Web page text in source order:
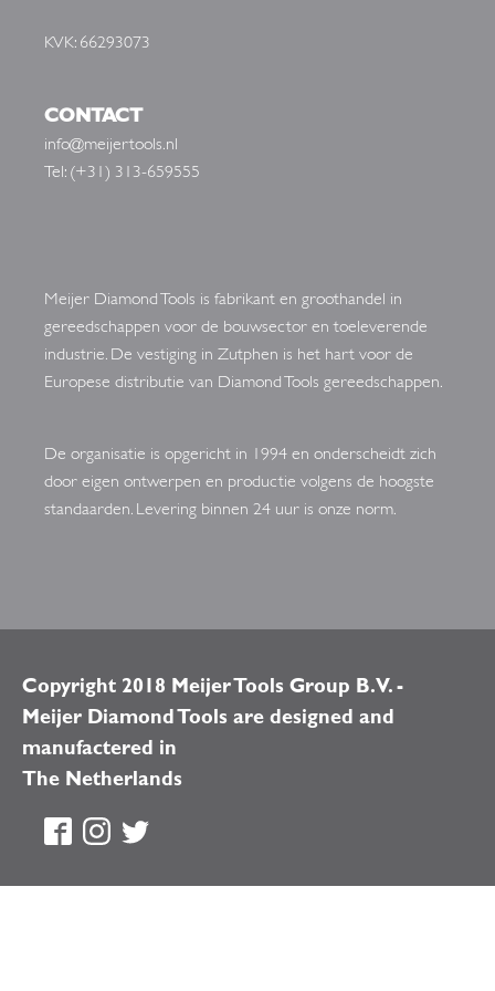
KVK: 66293073
CONTACT
info@meijertools.nl
Tel: (+31) 313-659555
Meijer Diamond Tools is fabrikant en groothandel in
gereedschappen voor de bouwsector en toeleverende
industrie. De vestiging in Zutphen is het hart voor de
Europese distributie van Diamond Tools gereedschappen.
De organisatie is opgericht in 1994 en onderscheidt zich
door eigen ontwerpen en productie volgens de hoogste
standaarden. Levering binnen 24 uur is onze norm.
Copyright 2018 Meijer Tools Group B.V. -
Meijer Diamond Tools are designed and
manufactered in
The Netherlands